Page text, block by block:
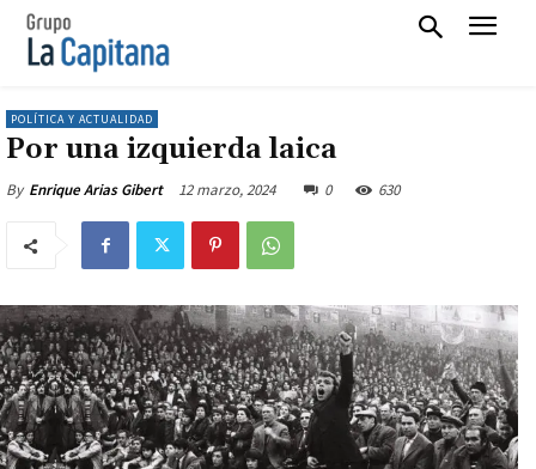
POLÍTICA Y ACTUALIDAD
Por una izquierda laica
By Enrique Arias Gibert 12 marzo, 2024 0 630